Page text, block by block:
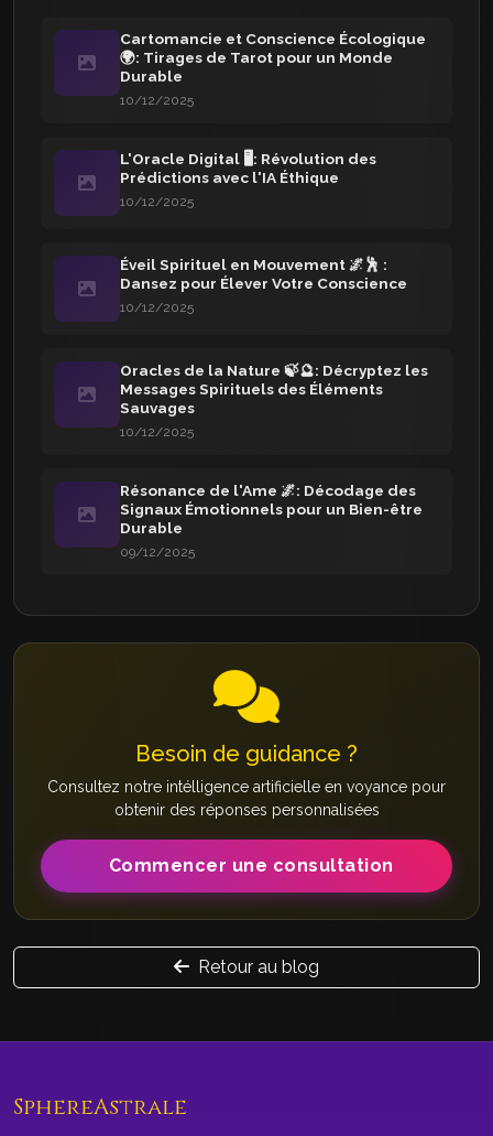
Cartomancie et Conscience Écologique
🌍: Tirages de Tarot pour un Monde
Durable
10/12/2025
L'Oracle Digital 🖥️: Révolution des
Prédictions avec l'IA Éthique
10/12/2025
Éveil Spirituel en Mouvement 🌌🕺 :
Dansez pour Élever Votre Conscience
10/12/2025
Oracles de la Nature 🍃🔮: Décryptez les
Messages Spirituels des Éléments
Sauvages
10/12/2025
Résonance de l'Ame 🌌: Décodage des
Signaux Émotionnels pour un Bien-être
Durable
09/12/2025
Besoin de guidance ?
Consultez notre intélligence artificielle en voyance pour
obtenir des réponses personnalisées
Commencer une consultation
Retour au blog
SphereAstrale